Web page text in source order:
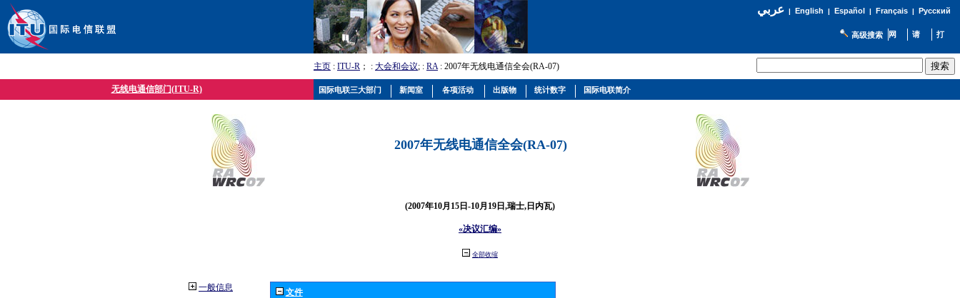
عربي| English | Español | Français| Русский
高级搜索
主页 : ITU-R ； : 大会和会议; : RA: 2007年无线电通信全会(RA-07)
无线电通信部门(ITU-R)
2007年无线电通信全会(RA-07)
(2007年10月15日-10月19日,瑞士,日内瓦)
«决议汇编»
全部收缩
一般信息 文件
国际电联三大部门 新闻室 各项活动 出版物 统计数字 国际电联简介